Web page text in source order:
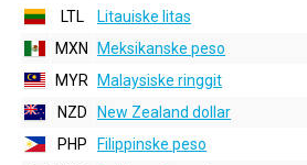
LTL
Litauiske litas
MXN
Meksikanske peso
MYR
Malaysiske ringgit
NZD
New Zealand dollar
PHP
Filippinske peso